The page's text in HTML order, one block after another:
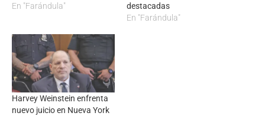
En "Farándula"
destacadas
En "Farándula"
Harvey Weinstein enfrenta
nuevo juicio en Nueva York